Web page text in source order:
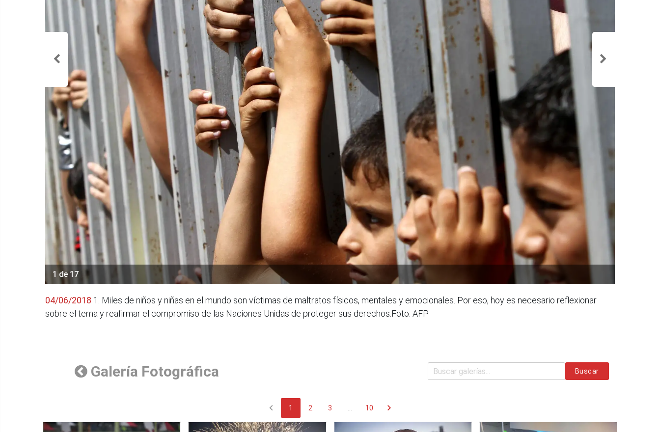
1 de 17
04/06/2018 1. Miles de niños y niñas en el mundo son víctimas de maltratos físicos, mentales y emocionales. Por eso, hoy es necesario reflexionar
sobre el tema y reafirmar el compromiso de las Naciones Unidas de proteger sus derechos.Foto: AFP
Galería Fotográfica Buscar
chevron_left 1 2 3 10 chevron_right